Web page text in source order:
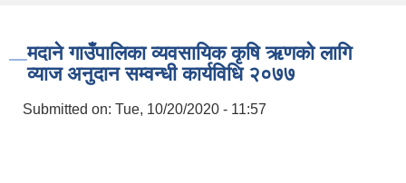
मदाने गाउँपालिका व्यवसायिक कृषि ऋणको लागि
व्याज अनुदान सम्वन्धी कार्यविधि २०७७
Submitted on: Tue, 10/20/2020 - 11:57